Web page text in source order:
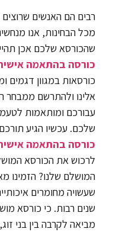
רבים הם האנשים
מכל הבחינות, אנו
שהכורסא שלכם אכן
כורסה בהתאמה
כורסאות במגוון דגמים
אלינו ולהתרשם ממבחר
עבורכם ומותאמות
שלכם. עכשיו הגיע
כורסה בהתאמה
לרכוש את הכורסא
המושלם שלנו? הזמינו
שעשויה מחומרים
שנים רבות. כי כורסא
מביאה לקרבה בין בני